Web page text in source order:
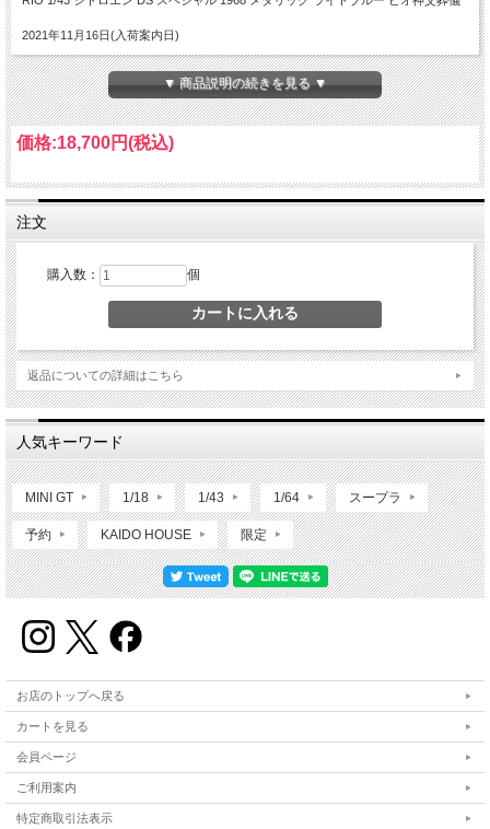
2021年11月16日(入荷案内日)
▼ 商品説明の続きを見る ▼
価格:18,700円(税込)
注文
購入数： 個
返品についての詳細はこちら
人気キーワード
MINI GT 1/18 1/43 1/64 スープラ
予約 KAIDO HOUSE 限定
お店のトップへ戻る
カートを見る
会員ページ
ご利用案内
特定商取引法表示